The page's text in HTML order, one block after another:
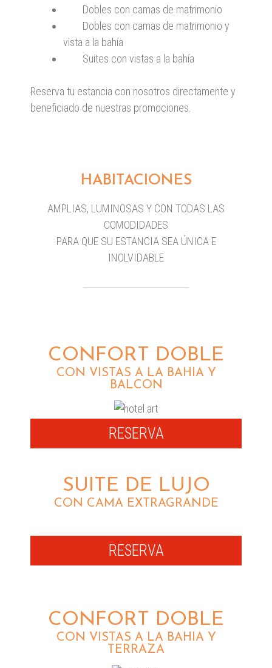
Dobles con camas de matrimonio
Dobles con camas de matrimonio y
vista a la bahía
Suites con vistas a la bahía
Reserva tu estancia con nosotros directamente y
beneficiado de nuestras promociones.
HABITACIONES
AMPLIAS, LUMINOSAS Y CON TODAS LAS
COMODIDADES
PARA QUE SU ESTANCIA SEA ÚNICA E
INOLVIDABLE
CONFORT DOBLE
CON VISTAS A LA BAHIA Y
BALCON
RESERVA
SUITE DE LUJO
CON CAMA EXTRAGRANDE
RESERVA
CONFORT DOBLE
CON VISTAS A LA BAHIA Y
TERRAZA